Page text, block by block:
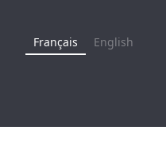
Français English